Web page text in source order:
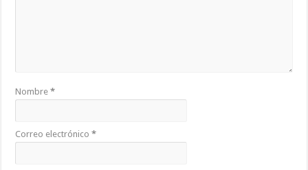
Nombre*
Correo electrónico*